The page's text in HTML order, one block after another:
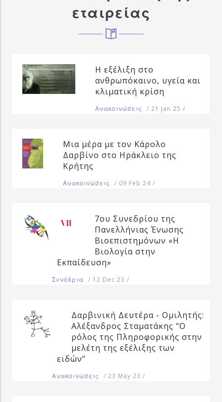
εταιρείας
Η εξέλιξη στο
ανθρωπόκαινο, υγεία και
κλιματική κρίση
Ανακοινώσεις / 21 Jan 25 /
Μια μέρα με τον Κάρολο
Δαρβίνο στο Ηράκλειο της
Κρήτης
Ανακοινώσεις / 09 Feb 24/
7ου Συνεδρίου της
Πανελλήνιας Ένωσης
Βιοεπιστημόνων «Η
Βιολογία στην
Εκπαίδευση»
Συνέδρια / 12 Dec 23 /
Δαρβινική Δευτέρα - Ομιλητής:
Αλέξανδρος Σταματάκης "Ο
ρόλος της Πληροφορικής στην
μελέτη της εξέλιξης των
ειδών"
Ανακοινώσεις / 23 May 23 /